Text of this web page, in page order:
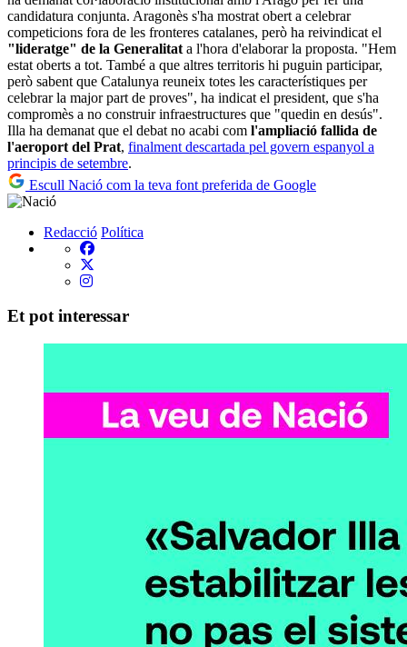
candidatura conjunta. Aragonès s'ha mostrat obert a celebrar
competicions fora de les fronteres catalanes, però ha reivindicat el
"lideratge" de la Generalitat a l'hora d'elaborar la proposta. "Hem
estat oberts a tot. També a que altres territoris hi puguin participar,
però sabent que Catalunya reuneix totes les característiques per
celebrar la major part de proves", ha indicat el president, que s'ha
compromès a no construir infraestructures que "quedin en desús".
Illa ha demanat que el debat no acabi com l'ampliació fallida de
l'aeroport del Prat, finalment descartada pel govern espanyol a
principis de setembre.
Escull Nació com la teva font preferida de Google
Redacció Política
Et pot interessar